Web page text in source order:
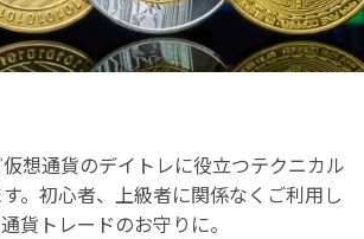
想通貨のデイトレに役立つテクニカル
。初心者、上級者に関係なくご利用し
貨トレードのお守りに。